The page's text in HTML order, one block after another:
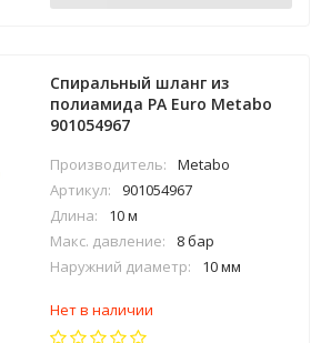
Спиральный шланг из
полиамида PA Euro Metabo
901054967
Производитель:
Metabo
Артикул:
901054967
Длина:
10 м
Макс. давление:
8 бар
Наружний диаметр:
10 мм
Нет в наличии